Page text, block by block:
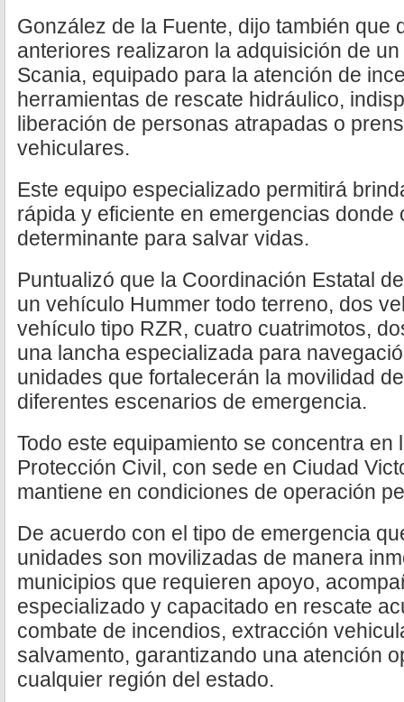
González de la Fuente, dijo también que
anteriores realizaron la adquisición de
Scania, equipado para la atención de
herramientas de rescate hidráulico,
liberación de personas atrapadas o
vehiculares.
Este equipo especializado permitirá
rápida y eficiente en emergencias donde
determinante para salvar vidas.
Puntualizó que la Coordinación Estatal
un vehículo Hummer todo terreno, dos
vehículo tipo RZR, cuatro cuatrimotos,
una lancha especializada para
unidades que fortalecerán la movilidad
diferentes escenarios de emergencia.
Todo este equipamiento se concentra en
Protección Civil, con sede en Ciudad
mantiene en condiciones de operación
De acuerdo con el tipo de emergencia
unidades son movilizadas de manera
municipios que requieren apoyo,
especializado y capacitado en rescate
combate de incendios, extracción
salvamento, garantizando una atención
cualquier región del estado.